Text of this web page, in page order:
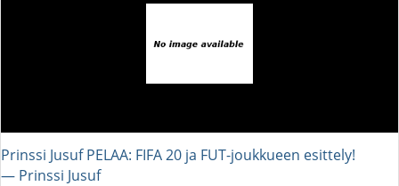
Prinssi Jusuf PELAA: FIFA 20 ja FUT-joukkueen esittely!
― Prinssi Jusuf